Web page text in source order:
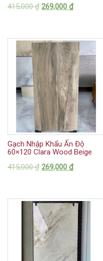
415,000₫ 269,000 ₫
Gạch Nhập Khẩu Ấn Độ
60×120 Clara Wood Beige
415,000₫ 269,000 ₫